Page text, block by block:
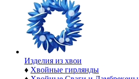
Изделия из хвои
♦ Хвойные гирлянды